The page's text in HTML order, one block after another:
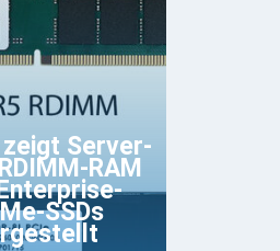
Server-
RAM
SSDs